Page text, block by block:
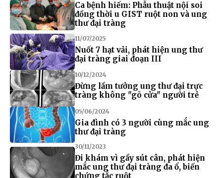
Ca bệnh hiếm: Phẫu thuật nội soi
đồng thời u GIST ruột non và ung
thư đại tràng
11/07/2025
Nuốt 7 hạt vải, phát hiện ung thư
đại tràng giai đoạn III
10/12/2024
Đừng lầm tưởng ung thư đại trực
tràng không "gõ cửa" người trẻ
05/06/2024
Gia đình có 3 người cùng mắc ung
thư đại tràng
30/11/2023
Đi khám vì gầy sút cân, phát hiện
mắc ung thư đại tràng đa ổ, biến
chứng tắc ruột